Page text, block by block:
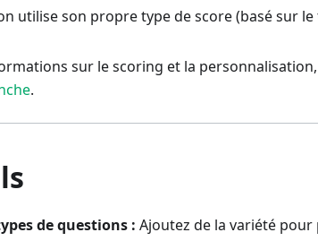
utilise son propre type de score (basé sur
sur le scoring et la
.
de questions : Ajoutez de la variété pour